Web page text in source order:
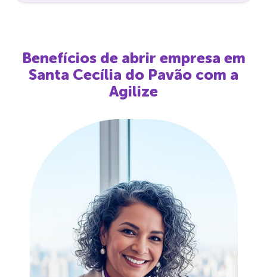
Benefícios de abrir empresa em
Santa Cecília do Pavão com a
Agilize